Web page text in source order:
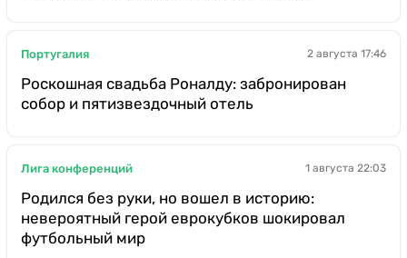
Португалия 2 августа 17:46
Роскошная свадьба Роналду: забронирован
собор и пятизвездочный отель
Лига конференций 1 августа 22:03
Родился без руки, но вошел в историю:
невероятный герой еврокубков шокировал
футбольный мир